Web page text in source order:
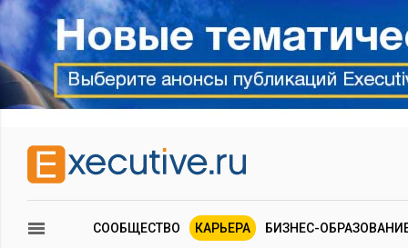
СООБЩЕСТВО КАРЬЕРА БИЗНЕС-